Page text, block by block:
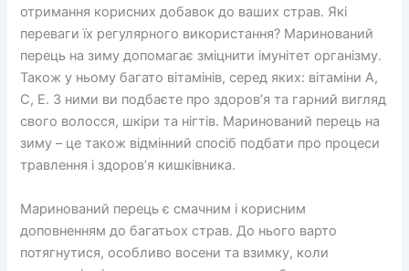
отримання корисних добавок до ваших страв. Які
переваги їх регулярного використання? Маринований
перець на зиму допомагає зміцнити імунітет організму.
Також у ньому багато вітамінів, серед яких: вітаміни А,
С, Е. З ними ви подбаєте про здоров’я та гарний вигляд
свого волосся, шкіри та нігтів. Маринований перець на
зиму – це також відмінний спосіб подбати про процеси
травлення і здоров’я кишківника.
Маринований перець є смачним і корисним
доповненням до багатьох страв. До нього варто
потягнутися, особливо восени та взимку, коли